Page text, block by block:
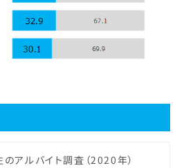
アルバイト調査（2020年）